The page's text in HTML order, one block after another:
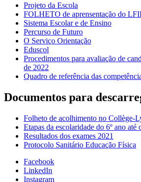
Projeto da Escola
FOLHETO de aprensentação do
Sistema Escolar e de Ensino
Percurso de Futuro
O Serviço Orientação
Eduscol
Procedimentos para avaliação de
de 2022
Quadro de referência das
Documentos para
Folheto de acolhimento no Collège-
Etapas da escolaridade do 6º ano até
Resultados dos exames 2021
Protocolo Sanitário Educação Física
Facebook
LinkedIn
Instagram